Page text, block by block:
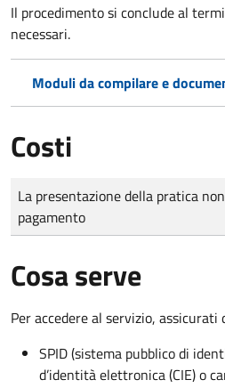
Il procedimento si conclude al
necessari.
Moduli da compilare e
Costi
Tipo di pagamento
Importo
La presentazione della pratica
pagamento
Cosa serve
Per accedere al servizio, assicurati
SPID (sistema pubblico di
d’identità elettronica (CIE) o